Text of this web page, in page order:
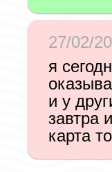
27/02/
я
и у
завтра
карта